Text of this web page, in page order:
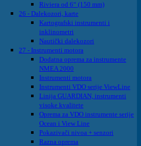
Riviera od 6“ (150 mm)
26 - Dalekozori, karte
Kartografski instrumenti i
inklinometri
Nautički dalekozori
27 - Instrumenti motora
Dodatna oprema za instrumente
NMEA 2000
Instrumenti motora
Instrumenti VDO serije ViewLine
Linija GUARDIAN, instrumenti
visoke kvalitete
Oprema za VDO instrumente serije
Ocean i View Line
Pokazivači nivoa + senzori
Razna oprema